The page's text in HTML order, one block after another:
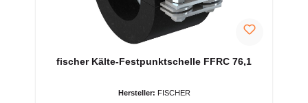
fischer Kälte-Festpunktschelle FFRC 76,1
Hersteller: FISCHER